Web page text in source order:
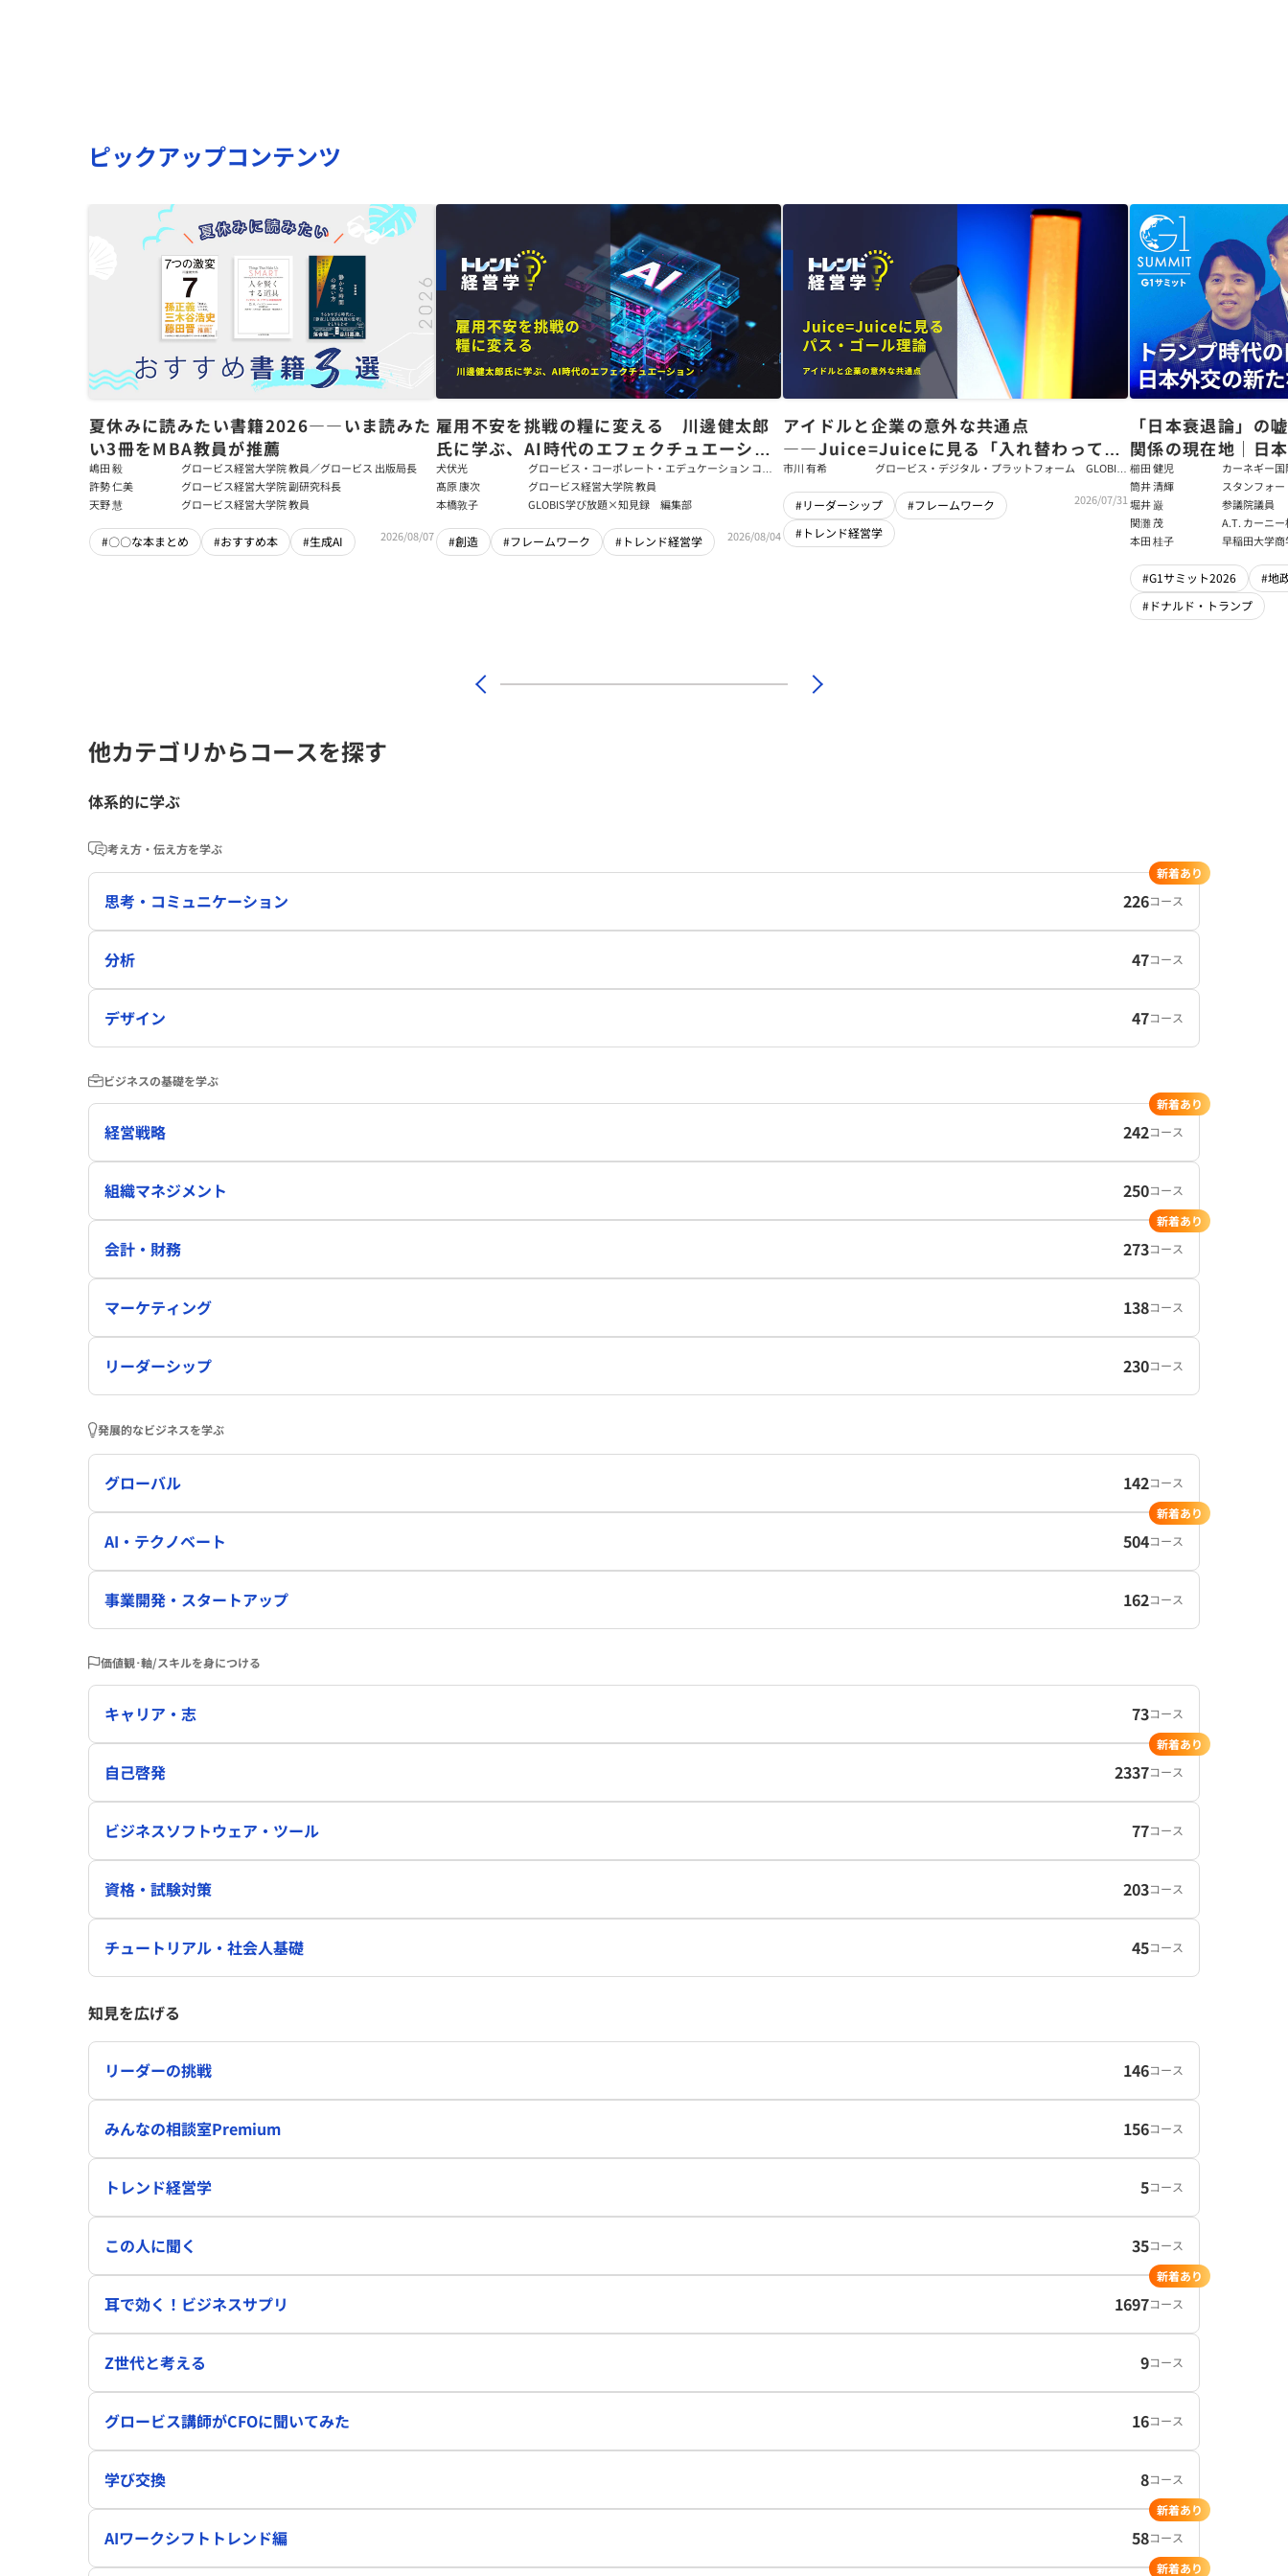
ピックアップコンテンツ
夏休みに読みたい書籍2026――いま読みた
い3冊をMBA教員が推薦
嶋田 毅
グロービス経営大学院 教員／グロービス 出版局長
許勢 仁美
グロービス経営大学院 副研究科長
天野 慧
グロービス経営大学院 教員
#〇〇な本まとめ #おすすめ本 #生成AI 2026/08/07
雇用不安を挑戦の糧に変える 川邊健太郎
氏に学ぶ、AI時代のエフェクチュエーショ
ン
犬伏光
グロービス・コーポレート・エデュケーション コー
ポレート・ソリューション・チーム コンサルタント
髙原 康次
グロービス経営大学院 教員
本橋敦子
GLOBIS学び放題×知見録 編集部
#創造 #フレームワーク #トレンド経営学 2026/08/04
アイドルと企業の意外な共通点
――Juice=Juiceに見る「入れ替わっても
強いチーム」をつくるパス・ゴール理論
市川 有希
グロービス・デジタル・プラットフォーム GLOBIS
#リーダーシップ
#フレームワーク
#トレンド経営学
2026/07/31
「日本衰退論」の
関係の現在地｜日
戦略【櫛田健児×
輝】
櫛田 健児
カーネギー
ラムディレ
筒井 清輝
スタンフォ
大学アジア
フェロー
堀井 巌
参議院議員
関灘 茂
A.T. カーニ
本法人会長
本田 桂子 早稲田大学
#G1サミット2026
#地
#ドナルド・トランプ
他カテゴリからコースを探す
体系的に学ぶ
考え方・伝え方を学ぶ
思考・コミュニケーション 226コース
新着あり
分析 47コース
デザイン 47コース
ビジネスの基礎を学ぶ
経営戦略 242コース
新着あり
組織マネジメント 250コース
会計・財務 273コース
新着あり
マーケティング 138コース
リーダーシップ 230コース
発展的なビジネスを学ぶ
グローバル 142コース
AI・テクノベート 504コース
新着あり
事業開発・スタートアップ 162コース
価値観･軸/スキルを身につける
キャリア・志 73コース
自己啓発 2337コース
新着あり
ビジネスソフトウェア・ツール 77コース
資格・試験対策 203コース
チュートリアル・社会人基礎 45コース
知見を広げる
リーダーの挑戦 146コース
みんなの相談室Premium 156コース
トレンド経営学 5コース
この人に聞く 35コース
耳で効く！ビジネスサプリ 1697コース
新着あり
Z世代と考える 9コース
グロービス講師がCFOに聞いてみた 16コース
学び交換 8コース
AIワークシフトトレンド編 58コース
新着あり
新着あり